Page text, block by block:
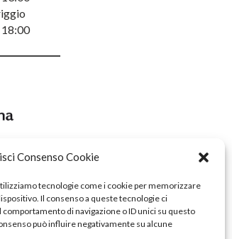
Consenso Cookie
tecnologie come i cookie per memorizzare
Il consenso a queste tecnologie ci
di navigazione o ID unici su questo
può influire negativamente su alcune
18:00